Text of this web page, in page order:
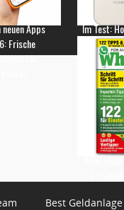
Apps
Frische
für
Im Test:
Best Geldanlage